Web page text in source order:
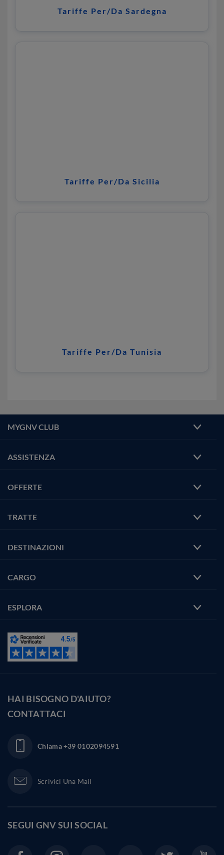
Tariffe Per/Da Sardegna
Tariffe Per/Da Sicilia
Tariffe Per/Da Tunisia
MYGNV CLUB
ASSISTENZA
OFFERTE
TRATTE
DESTINAZIONI
CARGO
ESPLORA
HAI BISOGNO D'AIUTO?
CONTATTACI
Chiama+39 0102094591
Scrivici Una Mail
SEGUI GNV SUISOCIAL